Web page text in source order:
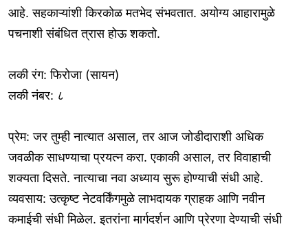
आहे. सहकाऱ्यांशी किरकोळ मतभेद संभवतात. अयोग्य आहारामुळे
पचनाशी संबंधित त्रास होऊ शकतो.
लकी रंग: फिरोजा (सायन)
लकी नंबर: ८
प्रेम: जर तुम्ही नात्यात असाल, तर आज जोडीदाराशी अधिक
जवळीक साधण्याचा प्रयत्न करा. एकाकी असाल, तर विवाहाची
शक्यता दिसते. नात्याचा नवा अध्याय सुरू होण्याची संधी आहे.
व्यवसाय: उत्कृष्ट नेटवर्किंगमुळे लाभदायक ग्राहक आणि नवीन
कमाईची संधी मिळेल. इतरांना मार्गदर्शन आणि प्रेरणा देण्याची संधी